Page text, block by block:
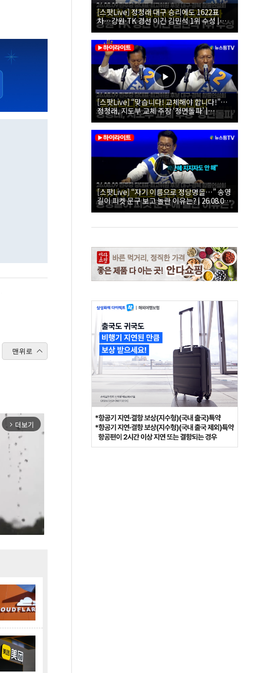
맨위로
arrow_forward_ios 더보기
[스팟Live] 정청래 대구 승리에도 1622표
차…강원·TK 경선 이긴 김민석 1위 수성 |
26.08.09 더불어민주당 당대표·최고위원 후
보 대구·경북 합동연설회
[스팟Live] “맞습니다! 교체해야 합니다!”…
정청래, 지도부 교체 주장 ‘정면돌파’ |
26.08.09 더불어민주당 당대표·최고위원 후
보 대구·경북 합동연설회
[스팟Live] “자기 이름으로 정당명을…” 송영
길이 피켓 문구 보고 놀란 이유는? | 26.08.09
더불어민주당 당대표·최고위원 후보 대구·경